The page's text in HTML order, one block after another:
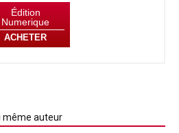
Édition
Numerique
ACHETER
même auteur